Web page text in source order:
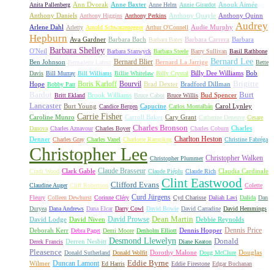
Anita Pallenberg Ann Dvorak Anne Baxter Anne Helm Annie Girardot Anouk Aimée
Anthony Daniels Anthony Higgins Anthony Perkins Anthony Quayle Anthony Quinn
Arlene Dahl Arletty Arnold Schwarzenegger Arthur O'Connell Audie Murphy Audrey
Hepburn Ava Gardner Barbara Bach Barbara Bates Barbara Carrera Barbara
O'Neil Barbara Shelley Barbara Stanwyck Barbara Steele Barry Sullivan Basil Rathbone
Ben Johnson Bernadette Lafont Bernard Blier Bernard La Jarrige Bernard Lee Bette
Davis Bill Murray Bill Williams Billie Whitelaw Billy Crystal Billy Dee Williams Bob
Hope Bobby Parr Boris Karloff Bourvil Brad Dexter Bradford Dillman
Brigitte
Bardot Britt Ekland Brook Williams Bruce Cabot Bruce Willis Bud Spencer Burt
Lancaster Burt Young Candice Bergen Capucine Carlos Montalbán Carol Lynley
Caroline Munro Carrie Fisher Carroll Baker Cary Grant Catherine Deneuve Cesare
Danova Charles Aznavour Charles Boyer Charles Bronson Charles Coburn Charles
Denner Charles Gray Charles Vanel Charlotte Rampling Charlton Heston Christine Fabréga
Christopher Lee Christopher Plummer Christopher Walken
Cindi Wood Clark Gable Claude Brasseur Claude Piéplu Claude Rich Claudia Cardinale
Claudine Auger Cliff Robertson Clifford Evans Clint Eastwood Colette
Fleury Colleen Dewhurst Corinne Cléry Curd Jürgens Cyd Charisse Daliah Lavi Dalida Dan
Duryea Dana Andrews Dana Elcar Darry Cowl David Bowie David Carradine David Hemmings
David Lodge David Niven David Prowse Dean Martin Debbie Reynolds
Deborah Kerr Debra Paget Demi Moore Denholm Elliott Dennis Hopper Dennis Price
Derek Francis Derren Nesbitt Desmond Llewelyn Diane Keaton Donald
Pleasence Donald Sutherland Donald Wolfit Dorothy Malone Doug McClure Douglas
Wilmer Duncan Lamont Ed Harris Eddie Byrne Eddie Firestone Edgar Buchanan